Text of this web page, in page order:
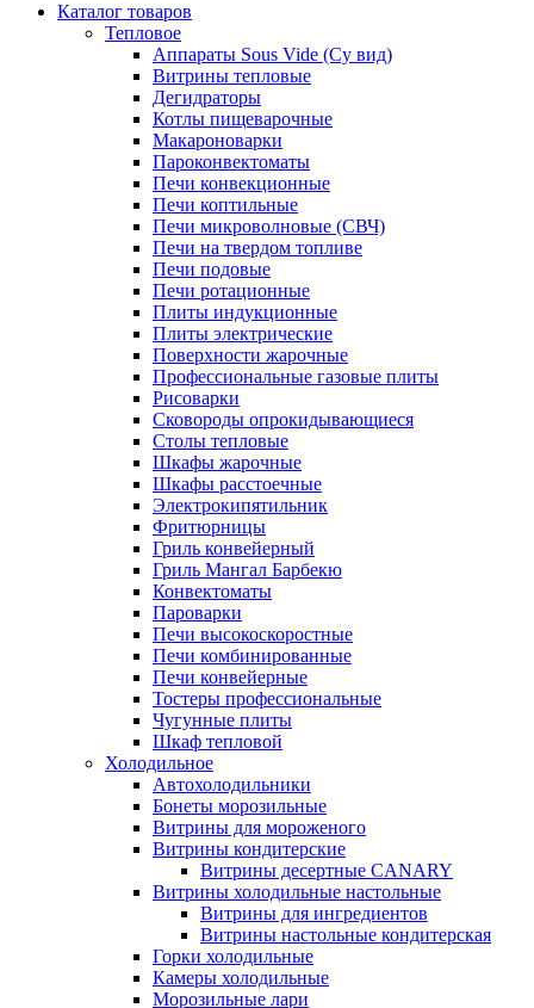
Каталог товаров
Тепловое
Аппараты Sous Vide (Су вид)
Витрины тепловые
Дегидраторы
Котлы пищеварочные
Макароноварки
Пароконвектоматы
Печи конвекционные
Печи коптильные
Печи микроволновые (СВЧ)
Печи на твердом топливе
Печи подовые
Печи ротационные
Плиты индукционные
Плиты электрические
Поверхности жарочные
Профессиональные газовые плиты
Рисоварки
Сковороды опрокидывающиеся
Столы тепловые
Шкафы жарочные
Шкафы расстоечные
Электрокипятильник
Фритюрницы
Гриль конвейерный
Гриль Мангал Барбекю
Конвектоматы
Пароварки
Печи высокоскоростные
Печи комбинированные
Печи конвейерные
Тостеры профессиональные
Чугунные плиты
Шкаф тепловой
Холодильное
Автохолодильники
Бонеты морозильные
Витрины для мороженого
Витрины кондитерские
Витрины десертные CANARY
Витрины холодильные настольные
Витрины для ингредиентов
Витрины настольные кондитерская
Горки холодильные
Камеры холодильные
Морозильные лари